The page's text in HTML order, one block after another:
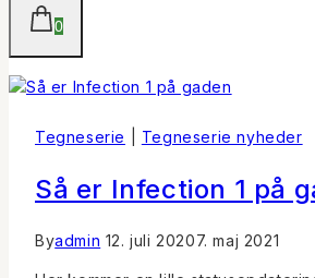
0
Tegneserie Tegneserie nyheder
Så er Infection 1 på
Byadmin 12. juli 20207. maj 2021